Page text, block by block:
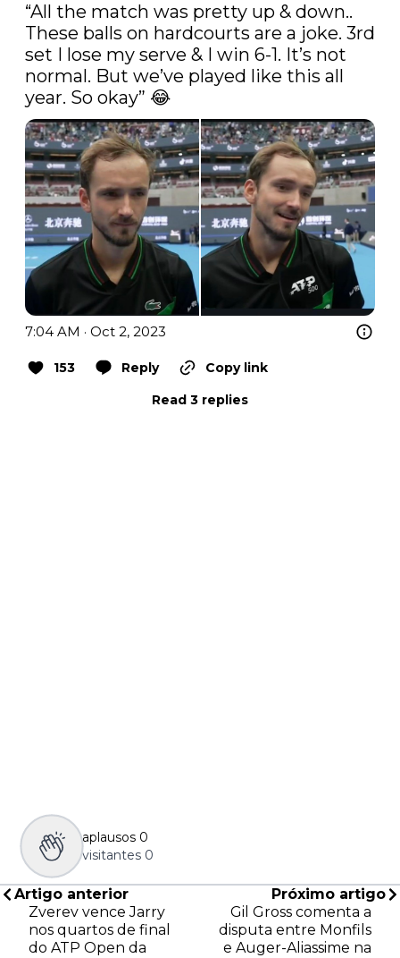
“All the match was pretty up & down..
These balls on hardcourts are a joke. 3rd
set I lose my serve & I win 6-1. It’s not
normal. But we’ve played like this all
year. So okay” 😂
7:04 AM · Oct 2, 2023
153 Reply
Copy link
Read 3 replies
aplausos 0
visitantes 0
Artigo anterior
Zverev vence Jarry
nos quartos de final
do ATP Open da
Próximo artigo
Gil Gross comenta a
disputa entre Monfils
e Auger-Aliassime na